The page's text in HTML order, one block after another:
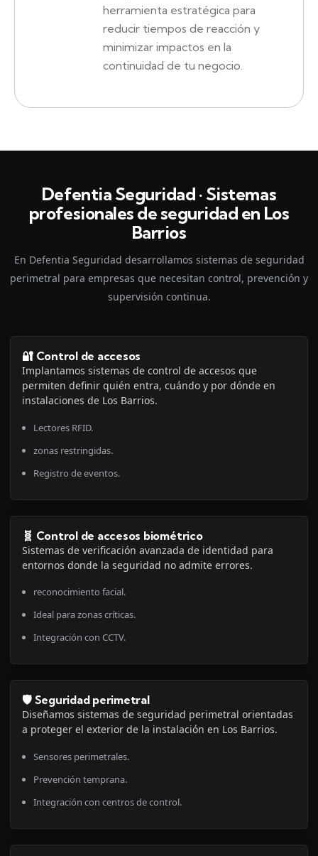
herramienta estratégica para
reducir tiempos de reacción y
minimizar impactos en la
continuidad de tu negocio.
Defentia Seguridad · Sistemas
profesionales de seguridad en Los
Barrios
En Defentia Seguridad desarrollamos sistemas de seguridad
perimetral para empresas que necesitan control, prevención y
supervisión continua.
🔐 Control de accesos
Implantamos sistemas de control de accesos que
permiten definir quién entra, cuándo y por dónde en
instalaciones de Los Barrios.
Lectores RFID.
zonas restringidas.
Registro de eventos.
🧬 Control de accesos biométrico
Sistemas de verificación avanzada de identidad para
entornos donde la seguridad no admite errores.
reconocimiento facial.
Ideal para zonas críticas.
Integración con CCTV.
🛡️ Seguridad perimetral
Diseñamos sistemas de seguridad perimetral orientadas
a proteger el exterior de la instalación en Los Barrios.
Sensores perimetrales.
Prevención temprana.
Integración con centros de control.